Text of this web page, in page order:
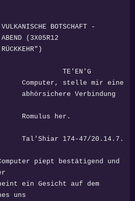
BOTSCHAFT -
(3X05R12
stelle mir eine
Verbindung
her.
47/20.14.7.
bestätigend und
auf dem
uns